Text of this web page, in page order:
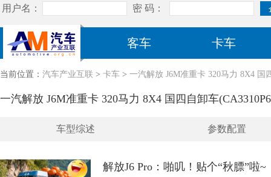
客车 卡车
当前位置： 汽车产业互联 > 卡车 > 一汽解放 J6M准重卡 320马力 8X4 国
一汽解放 J6M准重卡 320马力 8X4 国四自卸车
车型综述 参数配置
解放J6 Pro：啪叽！贴个“秋膘”啦~